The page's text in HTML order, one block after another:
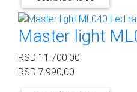
Master light
RSD 11.700,00
RSD 7.990,00